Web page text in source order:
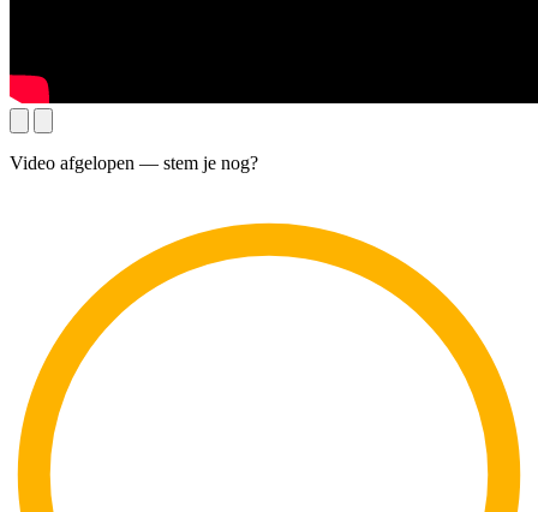
Video afgelopen — stem je nog?